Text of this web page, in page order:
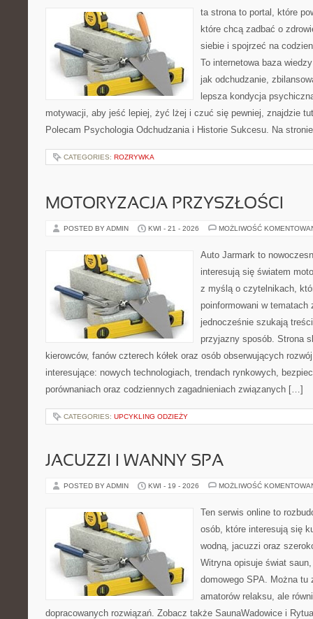
ta strona to portal, które
które chcą zadbać o
siebie i spojrzeć na
To internetowa baza
jak odchudzanie,
lepsza kondycja
motywacji, aby jeść lepiej, żyć lżej i czuć się pewniej, znajdzie
Polecam Psychologia Odchudzania i Historie Sukcesu. Na
CATEGORIES: ROZRYWKA
MOTORYZACJA PRZYSZŁOŚCI
POSTED BY ADMIN KWI - 21 - 2026 MOŻLIWOŚĆ
Auto Jarmark to
interesują się światem
z myślą o czytelnikach,
poinformowani w
jednocześnie szukają
przyjazny sposób. Strona
kierowców, fanów czterech kółek oraz osób obserwujących
interesujące: nowych technologiach, trendach rynkowych,
porównaniach oraz codziennych zagadnieniach związanych […]
CATEGORIES: UPCYKLING ODZIEŻY
JACUZZI I WANNY SPA
POSTED BY ADMIN KWI - 19 - 2026 MOŻLIWOŚĆ
Ten serwis online to
osób, które interesują się
wodną, jacuzzi oraz
Witryna opisuje świat
domowego SPA. Można
amatorów relaksu, ale
dopracowanych rozwiązań. Zobacz także SaunaWadowice i